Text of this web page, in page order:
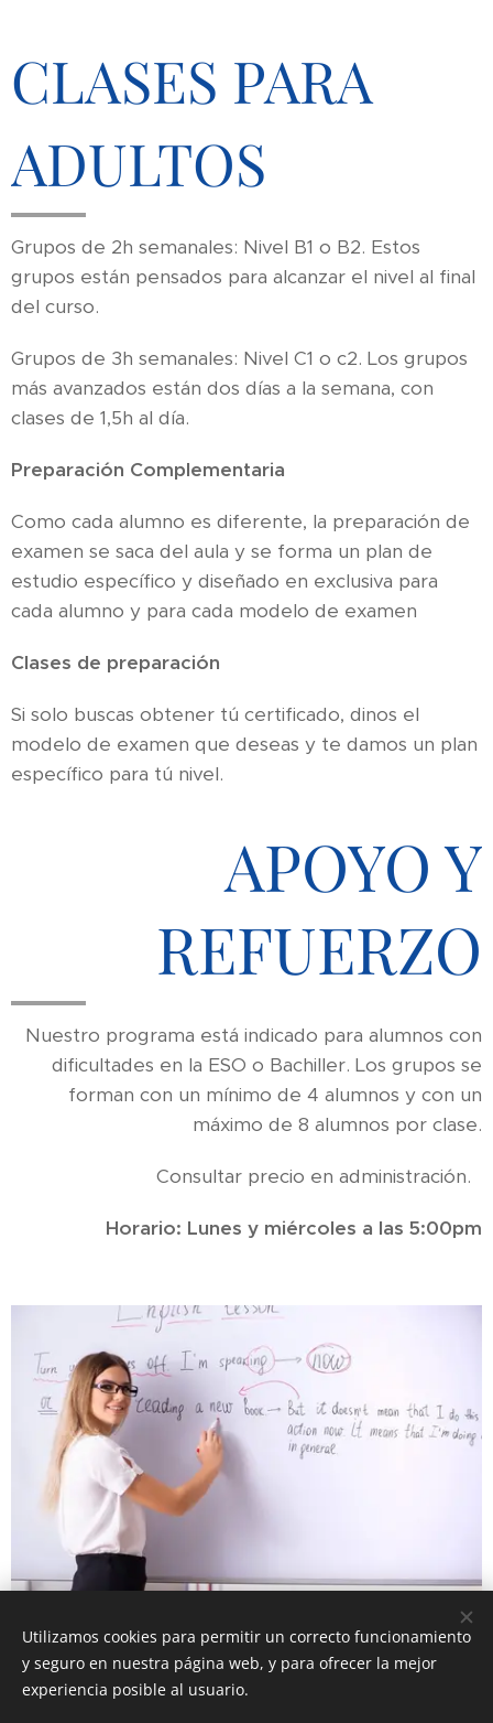
CLASES PARA
ADULTOS
Grupos de 2h semanales: Nivel B1 o B2. Estos
grupos están pensados para alcanzar el nivel al final
del curso.
Grupos de 3h semanales: Nivel C1 o c2. Los grupos
más avanzados están dos días a la semana, con
clases de 1,5h al día.
Preparación Complementaria
Como cada alumno es diferente, la preparación de
examen se saca del aula y se forma un plan de
estudio específico y diseñado en exclusiva para
cada alumno y para cada modelo de examen
Clases de preparación
Si solo buscas obtener tú certificado, dinos el
modelo de examen que deseas y te damos un plan
específico para tú nivel.
APOYO Y
REFUERZO
Nuestro programa está indicado para alumnos con
dificultades en la ESO o Bachiller. Los grupos se
forman con un mínimo de 4 alumnos y con un
máximo de 8 alumnos por clase.
Consultar precio en administración.
Horario: Lunes y miércoles a las 5:00pm
© 2024Columbus Language School.
Utilizamos cookies para permitir un correcto funcionamiento
y seguro en nuestra página web, y para ofrecer la mejor
experiencia posible al usuario.